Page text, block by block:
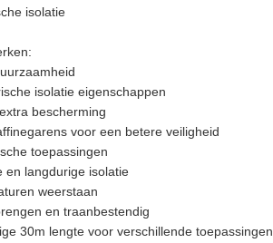
isolatie
isolatie eigenschappen
bescherming
voor een betere veiligheid
toepassingen
en langdurige isolatie
weerstaan
en traanbestendig
30m lengte voor verschillende toepassingen